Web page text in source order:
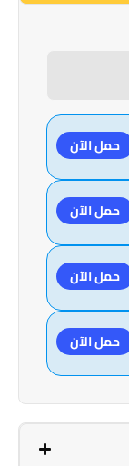
حمل الآن
حمل الآن
حمل الآن
حمل الآن